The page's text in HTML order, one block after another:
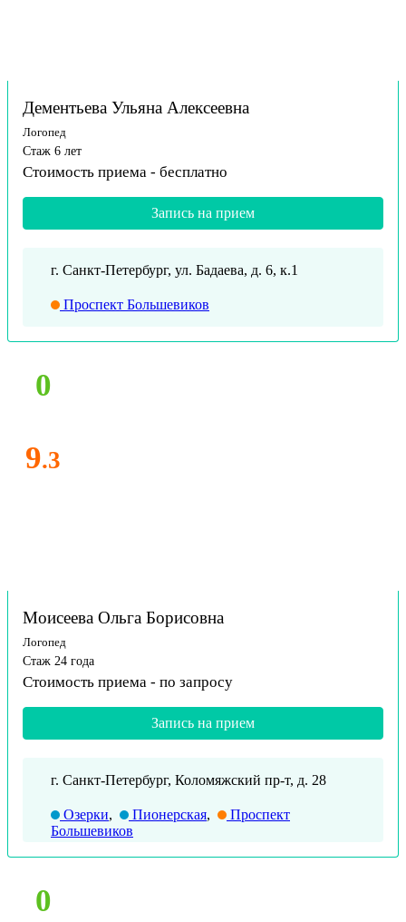
Дементьева Ульяна Алексеевна
Логопед
Стаж 6 лет
Стоимость приема - бесплатно
Запись на прием
г. Санкт-Петербург, ул. Бадаева, д. 6, к.1
Проспект Большевиков
0
9.3
Моисеева Ольга Борисовна
Логопед
Стаж 24 года
Стоимость приема - по запросу
Запись на прием
г. Санкт-Петербург, Коломяжский пр-т, д. 28
Озерки, Пионерская,
Проспект
Большевиков
0